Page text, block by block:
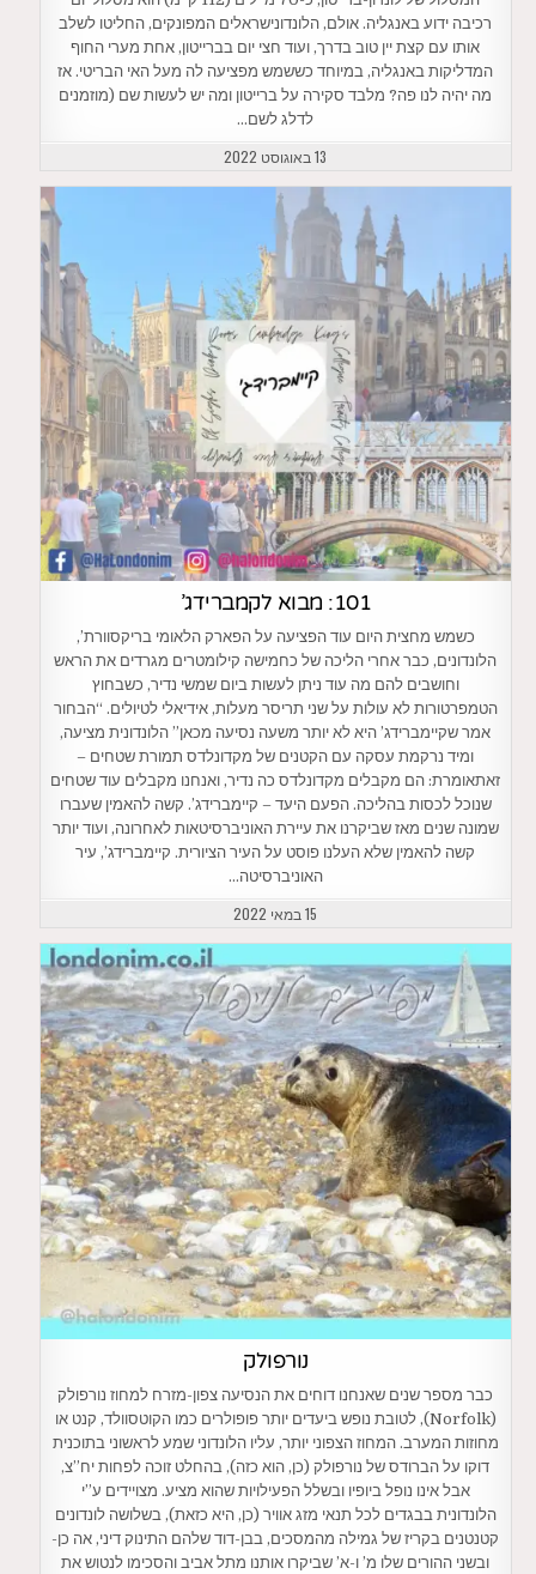
רכיבה ידוע באנגליה. אולם, הלונדונישראלים המפונקים, החליטו לשלב
אותו עם קצת יין טוב בדרך, ועוד חצי יום בברייטון, אחת מערי החוף
המדליקות באנגליה, במיוחד כששמש מפציעה לה מעל האי הבריטי. אז
מה יהיה לנו פה? מלבד סקירה על ברייטון ומה יש לעשות שם (מוזמנים
לדלג לשם…
13 באוגוסט 2022
101: מבוא לקמברידג’
כשמש מחצית היום עוד הפציעה על הפארק הלאומי בריקסוורת’,
הלונדונים, כבר אחרי הליכה של כחמישה קילומטרים מגרדים את הראש
וחושבים להם מה עוד ניתן לעשות ביום שמשי נדיר, כשבחוץ
הטמפרטורות לא עולות על שני תריסר מעלות, אידיאלי לטיולים. “הבחור
אמר שקיימברידג’ היא לא יותר משעה נסיעה מכאן” הלונדונית מציעה,
ומיד נרקמת עסקה עם הקטנים של מקדונלדס תמורת שטחים –
זאתאומרת: הם מקבלים מקדונלדס כה נדיר, ואנחנו מקבלים עוד שטחים
שנוכל לכסות בהליכה. הפעם היעד – קיימברידג’. קשה להאמין שעברו
שמונה שנים מאז שביקרנו את עיירת האוניברסיטאות לאחרונה, ועוד יותר
קשה להאמין שלא העלנו פוסט על העיר הציורית. קיימברידג’, עיר
האוניברסיטה…
15 במאי 2022
נורפולק
כבר מספר שנים שאנחנו דוחים את הנסיעה צפון-מזרח למחוז נורפולק
(Norfolk), לטובת נופש ביעדים יותר פופולרים כמו הקוטסוולד, קנט או
מחוזות המערב. המחוז הצפוני יותר, עליו הלונדוני שמע לראשוני בתוכנית
דוקו על הברודס של נורפולק (כן, הוא כזה), בהחלט זוכה לפחות יח”צ,
אבל אינו נופל ביופיו ובשלל הפעילויות שהוא מציע. מצויידים ע”י
הלונדונית בבגדים לכל תנאי מזג אוויר (כן, היא כזאת), בשלושה לונדונים
קטנטנים בקריז של גמילה מהמסכים, בבן-דוד שלהם התינוק דיני, אה כן-
ובשני ההורים שלו מ’ ו-א’ שביקרו אותנו מתל אביב והסכימו לנטוש את